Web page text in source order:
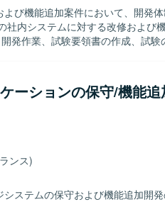
び機能追加案件において、開発
発作業、試験要領書の作成、試験
を求めております。仕様や要件の
ただける方が望ましいです。 【ポジショ
て、業務理解を深めながら上流
ち合わせに同席する機会もあり、
（Windows
ります。バージョン管理にはGit
ーションの保守/機能
ンス)
ステムの保守および機能追加開